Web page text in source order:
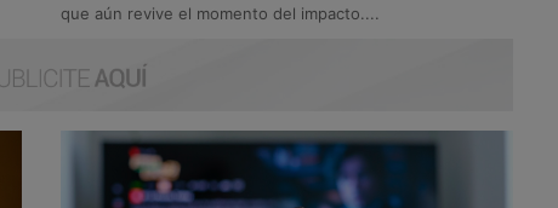
que aún revive el momento del impacto....